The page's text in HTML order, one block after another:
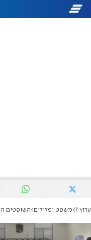
ערוץ 7 משפט ופלילים השופטים